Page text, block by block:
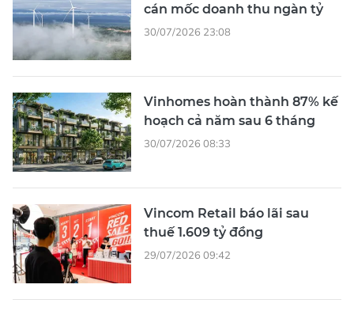
cán mốc doanh thu ngàn tỷ
30/07/2026 23:08
Vinhomes hoàn thành 87% kế
hoạch cả năm sau 6 tháng
30/07/2026 08:33
Vincom Retail báo lãi sau
thuế 1.609 tỷ đồng
29/07/2026 09:42